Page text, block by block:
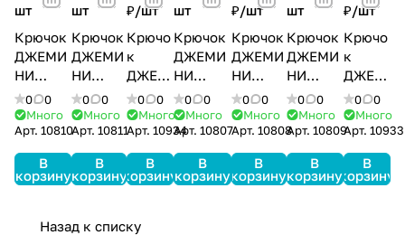
шт
Крючок
ДЖЕМИ
НИ
двухрож
ковый,
хром
глянцев
0
0
Много
Арт. 10810
В
корзину
шт
Крючок
ДЖЕМИ
НИ
двухро
жковый
, хром
матовы
0
0
Много
Арт.10811
В
корзину
₽/шт
Крючо
к
ДЖЕМ
ИНИ
двухро
жковы
й,
золото
0
0
Много
Арт.10934
В
корзину
шт
Крючок
ДЖЕМИ
НИ
трехрож
ковый,
хром
глянцев
0
0
Много
Арт.10807
В
корзину
₽/шт
Крючок
ДЖЕМИ
НИ
трехро
жковый
, хром
матовы
0
0
Много
Арт. 10808
В
корзину
шт
Крючок
ДЖЕМИ
НИ
трехрож
ковый,
никель
матовый
0
0
Много
Арт. 10809
В
корзину
₽/шт
Крючо
к
ДЖЕМ
ИНИ
трехро
жковы
й,
золото
0
0
Много
Арт. 10933
В
корзину
Назад к списку